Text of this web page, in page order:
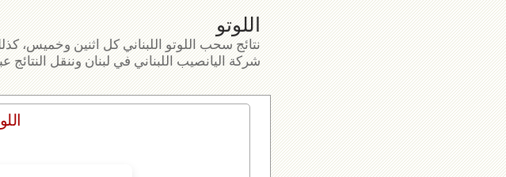
اللوتو
نتائج سحب اللوتو اللبناني كل اثنين وخميس،
شركة اليانصيب اللبناني في لبنان وننقل النتائج